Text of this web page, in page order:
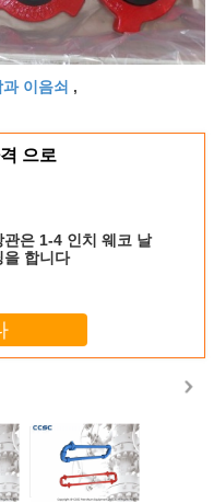
이음쇠 ,
으로
관은 1-4 인치 웨코 날
을 합니다